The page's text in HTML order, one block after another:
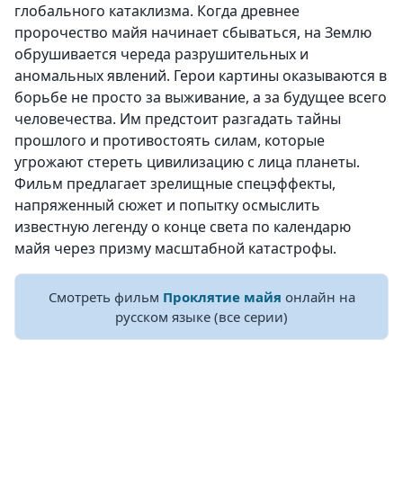
глобального катаклизма. Когда древнее
пророчество майя начинает сбываться, на Землю
обрушивается череда разрушительных и
аномальных явлений. Герои картины оказываются в
борьбе не просто за выживание, а за будущее всего
человечества. Им предстоит разгадать тайны
прошлого и противостоять силам, которые
угрожают стереть цивилизацию с лица планеты.
Фильм предлагает зрелищные спецэффекты,
напряженный сюжет и попытку осмыслить
известную легенду о конце света по календарю
майя через призму масштабной катастрофы.
Смотреть фильм Проклятие майя онлайн на
русском языке (все серии)